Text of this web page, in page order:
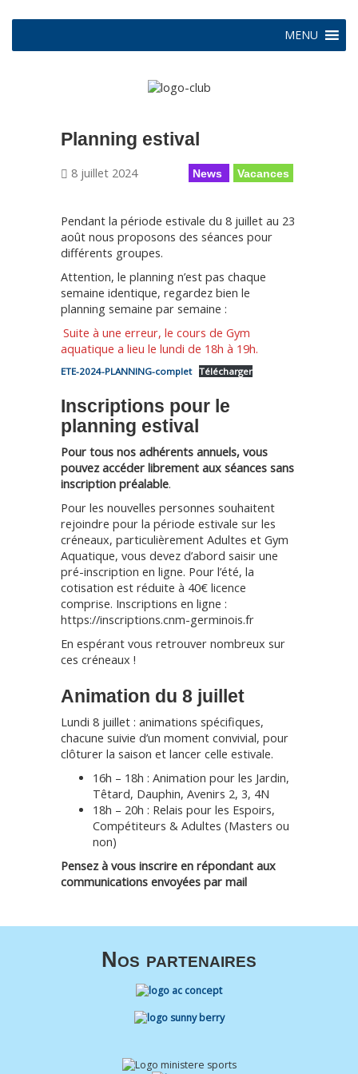
MENU
Planning estival
8 juillet 2024 News Vacances
Pendant la période estivale du 8 juillet au 23
août nous proposons des séances pour
différents groupes.
Attention, le planning n’est pas chaque
semaine identique, regardez bien le
planning semaine par semaine :
Suite à une erreur, le cours de Gym
aquatique a lieu le lundi de 18h à 19h.
ETE-2024-PLANNING-complet Télécharger
Inscriptions pour le
planning estival
Pour tous nos adhérents annuels, vous
pouvez accéder librement aux séances sans
inscription préalable.
Pour les nouvelles personnes souhaitent
rejoindre pour la période estivale sur les
créneaux, particulièrement Adultes et Gym
Aquatique, vous devez d’abord saisir une
pré-inscription en ligne. Pour l’été, la
cotisation est réduite à 40€ licence
comprise. Inscriptions en ligne :
https://inscriptions.cnm-germinois.fr
En espérant vous retrouver nombreux sur
ces créneaux !
Animation du 8 juillet
Lundi 8 juillet : animations spécifiques,
chacune suivie d’un moment convivial, pour
clôturer la saison et lancer celle estivale.
16h – 18h : Animation pour les Jardin,
Têtard, Dauphin, Avenirs 2, 3, 4N
18h – 20h : Relais pour les Espoirs,
Compétiteurs & Adultes (Masters ou
non)
Pensez à vous inscrire en répondant aux
communications envoyées par mail
Nos partenaires